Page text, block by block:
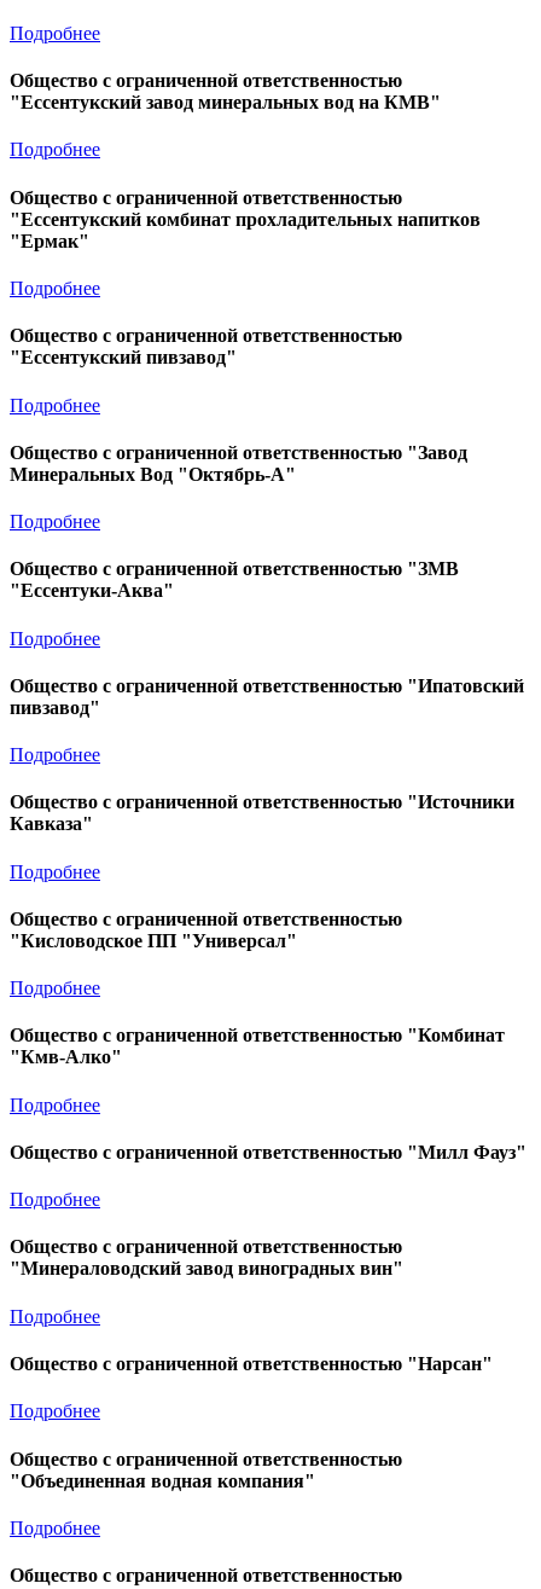
Подробнее
Общество с ограниченной ответственностью
"Ессентукский завод минеральных вод на КМВ"
Подробнее
Общество с ограниченной ответственностью
"Ессентукский комбинат прохладительных напитков
"Ермак"
Подробнее
Общество с ограниченной ответственностью
"Ессентукский пивзавод"
Подробнее
Общество с ограниченной ответственностью "Завод
Минеральных Вод "Октябрь-А"
Подробнее
Общество с ограниченной ответственностью "ЗМВ
"Ессентуки-Аква"
Подробнее
Общество с ограниченной ответственностью "Ипатовский
пивзавод"
Подробнее
Общество с ограниченной ответственностью "Источники
Кавказа"
Подробнее
Общество с ограниченной ответственностью
"Кисловодское ПП "Универсал"
Подробнее
Общество с ограниченной ответственностью "Комбинат
"Кмв-Алко"
Подробнее
Общество с ограниченной ответственностью "Милл Фауз"
Подробнее
Общество с ограниченной ответственностью
"Минераловодский завод виноградных вин"
Подробнее
Общество с ограниченной ответственностью "Нарсан"
Подробнее
Общество с ограниченной ответственностью
"Объединенная водная компания"
Подробнее
Общество с ограниченной ответственностью